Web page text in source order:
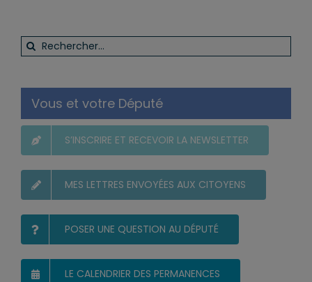
Rechercher:
Vous et votre Député
S’INSCRIRE ET RECEVOIR LA NEWSLETTER
MES LETTRES ENVOYÉES AUX CITOYENS
POSER UNE QUESTION AU DÉPUTÉ
LE CALENDRIER DES PERMANENCES